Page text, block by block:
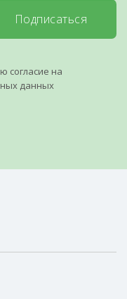
Подписаться
согласие на
данных